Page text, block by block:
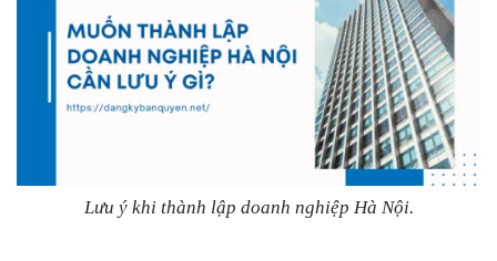
Lưu ý khi thành lập doanh nghiệp Hà Nội.